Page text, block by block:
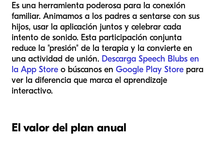
Es una herramienta poderosa para la conexión
familiar. Animamos a los padres a sentarse con sus
hijos, usar la aplicación juntos y celebrar cada
intento de sonido. Esta participación conjunta
reduce la "presión" de la terapia y la convierte en
una actividad de unión. Descarga Speech Blubs en
la App Store o búscanos en Google Play Store para
ver la diferencia que marca el aprendizaje
interactivo.
El valor del plan anual